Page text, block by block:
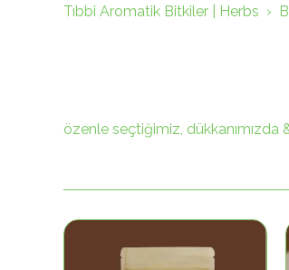
Tıbbi Aromatik Bitkiler | Herbs
özenle seçtiğimiz, dükkanımızda